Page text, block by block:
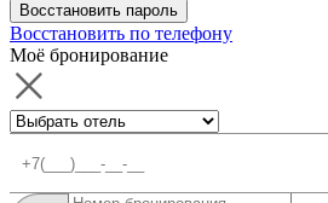
Восстановить пароль
Восстановить по телефону
Моё бронирование